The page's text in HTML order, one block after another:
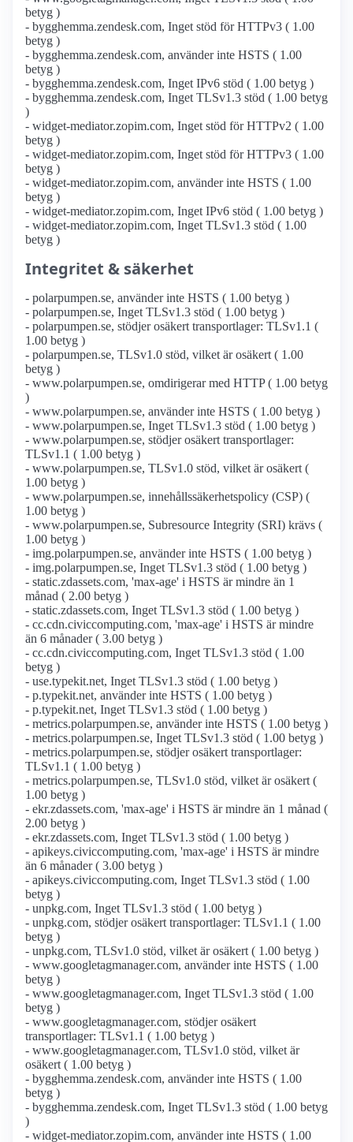
betyg )
- bygghemma.zendesk.com, Inget stöd för HTTPv3 ( 1.00
betyg )
- bygghemma.zendesk.com, använder inte HSTS ( 1.00
betyg )
- bygghemma.zendesk.com, Inget IPv6 stöd ( 1.00 betyg )
- bygghemma.zendesk.com, Inget TLSv1.3 stöd ( 1.00 betyg
)
- widget-mediator.zopim.com, Inget stöd för HTTPv2 ( 1.00
betyg )
- widget-mediator.zopim.com, Inget stöd för HTTPv3 ( 1.00
betyg )
- widget-mediator.zopim.com, använder inte HSTS ( 1.00
betyg )
- widget-mediator.zopim.com, Inget IPv6 stöd ( 1.00 betyg )
- widget-mediator.zopim.com, Inget TLSv1.3 stöd ( 1.00
betyg )
Integritet & säkerhet
- polarpumpen.se, använder inte HSTS ( 1.00 betyg )
- polarpumpen.se, Inget TLSv1.3 stöd ( 1.00 betyg )
- polarpumpen.se, stödjer osäkert transportlager: TLSv1.1 (
1.00 betyg )
- polarpumpen.se, TLSv1.0 stöd, vilket är osäkert ( 1.00
betyg )
- www.polarpumpen.se, omdirigerar med HTTP ( 1.00 betyg
)
- www.polarpumpen.se, använder inte HSTS ( 1.00 betyg )
- www.polarpumpen.se, Inget TLSv1.3 stöd ( 1.00 betyg )
- www.polarpumpen.se, stödjer osäkert transportlager:
TLSv1.1 ( 1.00 betyg )
- www.polarpumpen.se, TLSv1.0 stöd, vilket är osäkert (
1.00 betyg )
- www.polarpumpen.se, innehållssäkerhetspolicy (CSP) (
1.00 betyg )
- www.polarpumpen.se, Subresource Integrity (SRI) krävs (
1.00 betyg )
- img.polarpumpen.se, använder inte HSTS ( 1.00 betyg )
- img.polarpumpen.se, Inget TLSv1.3 stöd ( 1.00 betyg )
- static.zdassets.com, 'max-age' i HSTS är mindre än 1
månad ( 2.00 betyg )
- static.zdassets.com, Inget TLSv1.3 stöd ( 1.00 betyg )
- cc.cdn.civiccomputing.com, 'max-age' i HSTS är mindre
än 6 månader ( 3.00 betyg )
- cc.cdn.civiccomputing.com, Inget TLSv1.3 stöd ( 1.00
betyg )
- use.typekit.net, Inget TLSv1.3 stöd ( 1.00 betyg )
- p.typekit.net, använder inte HSTS ( 1.00 betyg )
- p.typekit.net, Inget TLSv1.3 stöd ( 1.00 betyg )
- metrics.polarpumpen.se, använder inte HSTS ( 1.00 betyg )
- metrics.polarpumpen.se, Inget TLSv1.3 stöd ( 1.00 betyg )
- metrics.polarpumpen.se, stödjer osäkert transportlager:
TLSv1.1 ( 1.00 betyg )
- metrics.polarpumpen.se, TLSv1.0 stöd, vilket är osäkert (
1.00 betyg )
- ekr.zdassets.com, 'max-age' i HSTS är mindre än 1 månad (
2.00 betyg )
- ekr.zdassets.com, Inget TLSv1.3 stöd ( 1.00 betyg )
- apikeys.civiccomputing.com, 'max-age' i HSTS är mindre
än 6 månader ( 3.00 betyg )
- apikeys.civiccomputing.com, Inget TLSv1.3 stöd ( 1.00
betyg )
- unpkg.com, Inget TLSv1.3 stöd ( 1.00 betyg )
- unpkg.com, stödjer osäkert transportlager: TLSv1.1 ( 1.00
betyg )
- unpkg.com, TLSv1.0 stöd, vilket är osäkert ( 1.00 betyg )
- www.googletagmanager.com, använder inte HSTS ( 1.00
betyg )
- www.googletagmanager.com, Inget TLSv1.3 stöd ( 1.00
betyg )
- www.googletagmanager.com, stödjer osäkert
transportlager: TLSv1.1 ( 1.00 betyg )
- www.googletagmanager.com, TLSv1.0 stöd, vilket är
osäkert ( 1.00 betyg )
- bygghemma.zendesk.com, använder inte HSTS ( 1.00
betyg )
- bygghemma.zendesk.com, Inget TLSv1.3 stöd ( 1.00 betyg
)
- widget-mediator.zopim.com, använder inte HSTS ( 1.00